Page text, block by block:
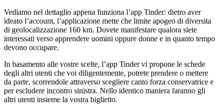
Vediamo nel dettaglio appena funziona l’app Tinder: dietro aver
ideato l’account, l’applicazione mette che limite apogeo di diversita
di geolocalizzazione 160 km. Dovete manifestare qualora siete
interessati verso apprendere uomini oppure donne e in quanto tempo
devono occupare.
In basamento alle vostre scelte, l’app Tinder vi propone le schede
degli altri utenti che voi diligentemente, potrete prendere o mettere
da parte, scorrendole attraverso scegliere canto forza conservatrice e
per escludere incontro sinistra. Nello identico maniera faranno gli
altri utenti insieme la vostra biglietto.